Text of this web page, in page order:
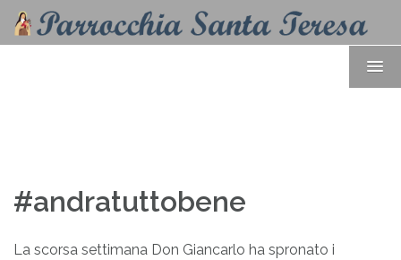
#andratuttobene
La scorsa settimana Don Giancarlo ha spronato i